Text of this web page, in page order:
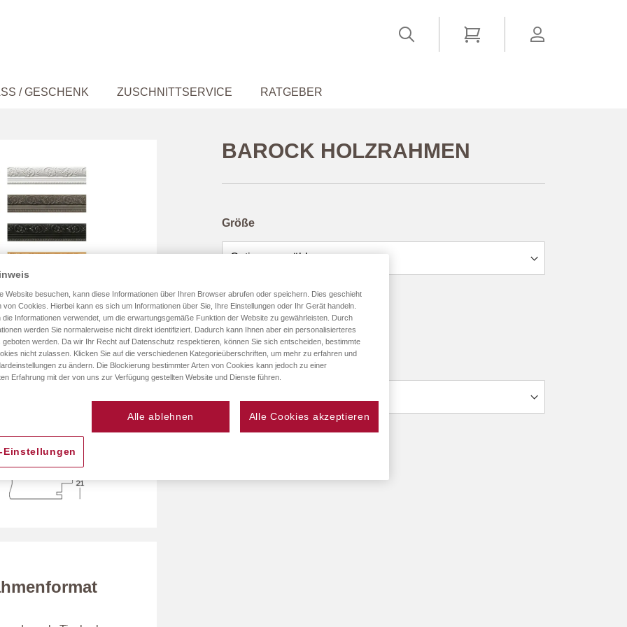
Mein Warenkorb
/ GESCHENK ZUSCHNITTSERVICE RATGEBER
BAROCK HOLZRAHMEN
ab 24,94 € *
Größe
Farbe
Material
Website besuchen, kann diese Informationen über Ihren Browser abrufen oder speichern. Dies geschieht
von Cookies. Hierbei kann es sich um Informationen über Sie, Ihre Einstellungen oder Ihr Gerät handeln.
die Informationen verwendet, um die erwartungsgemäße Funktion der Website zu gewährleisten. Durch
werden Sie normalerweise nicht direkt identifiziert. Dadurch kann Ihnen aber ein personalisierteres
geboten werden. Da wir Ihr Recht auf Datenschutz respektieren, können Sie sich entscheiden, bestimmte
nicht zulassen. Klicken Sie auf die verschiedenen Kategorieüberschriften, um mehr zu erfahren und
zu ändern. Die Blockierung bestimmter Arten von Cookies kann jedoch zu einer
Erfahrung mit der von uns zur Verfügung gestellten Website und Dienste führen.
Alle ablehnen Alle Cookies akzeptieren
Einstellungen